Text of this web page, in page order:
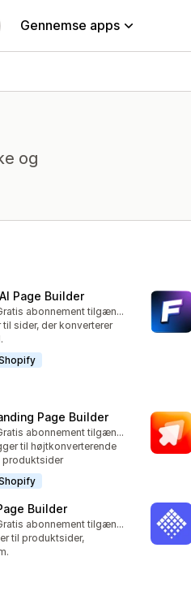
Gennemse apps
og
Page Builder
i alt
Gratis abonnement tilgængeligt
sider, der konverterer
Page Builder
i alt
Gratis abonnement tilgængeligt
til højtkonverterende
produktsider
Builder
i alt
Gratis abonnement tilgængeligt
til produktsider,